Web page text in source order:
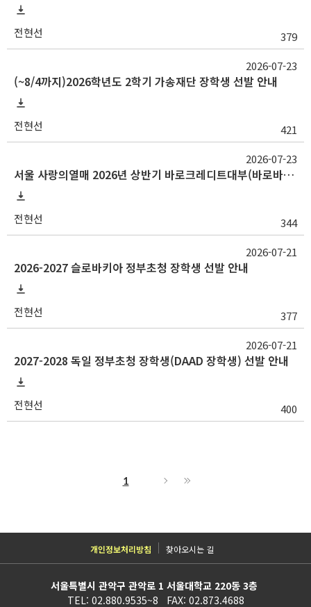
전현선 379
(~8/4까지)2026학년도 2학기 가송재단 장학생 선발 안내
전현선 421
2026-07-23
서울 사랑의열매 2026년 상반기 바로크레디트대부(바로바로론) 사랑나눔장학금
전현선 344
2026-07-23
2026-2027 슬로바키아 정부초청 장학생 선발 안내
전현선 377
2026-07-21
2027-2028 독일 정부초청 장학생(DAAD 장학생) 선발 안내
전현선 400
2026-07-21
1
개인정보처리방침 찾아오시는 길
서울특별시 관악구 관악로 1 서울대학교 220동 3층
TEL: 02.880.9535~8 FAX: 02.873.4688